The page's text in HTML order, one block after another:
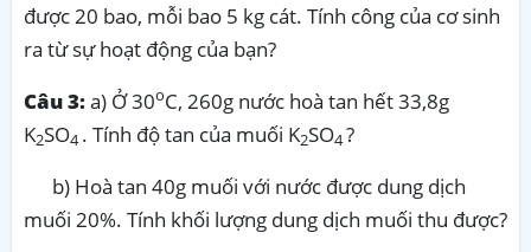
được 20 bao, mỗi bao 5 kg cát. Tính công của cơ sinh
ra từ sự hoạt động của bạn?
Câu 3:a) Ở 30oC, 260g nước hoà tan hết 33,8g
K2SO4. Tính độ tan của muối K2SO4?
b) Hoà tan 40g muối với nước được dung dịch
muối 20%. Tính khối lượng dung dịch muối thu được?